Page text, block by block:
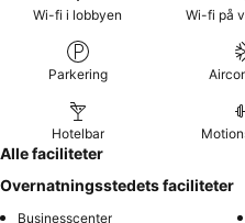
Wi-fi i lobbyen Wi-fi på
Parkering
Hotelbar
Alle faciliteter
Overnatningsstedets faciliteter
Businesscenter